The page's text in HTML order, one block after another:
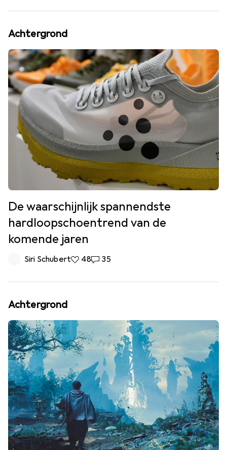
Achtergrond
De waarschijnlijk spannendste
hardloopschoentrend van de
komende jaren
Siri Schubert48 Likes
4835 Reacties
35
Achtergrond